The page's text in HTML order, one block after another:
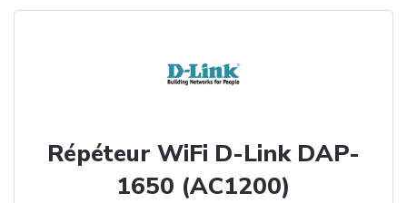
Répéteur WiFi D-Link DAP-
1650 (AC1200)